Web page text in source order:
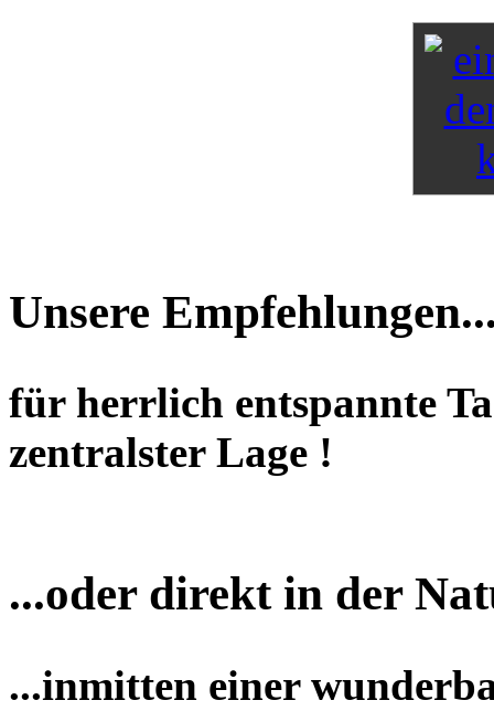
Unsere
für herrlich entspannte
zentralster Lage !
...oder direkt in der
...inmitten einer